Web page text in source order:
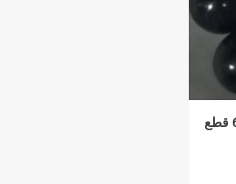
جامعة المنصورة: إنقاذ رضيع ابتلع 6 قطع